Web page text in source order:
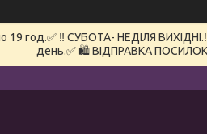
год.✅ ‼️ СУБОТА- НЕДІЛЯ
день.✅ 🛍️ ВІДПРАВКА